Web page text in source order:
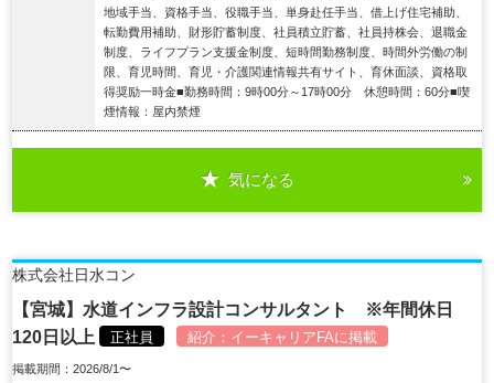
地域手当、資格手当、役職手当、単身赴任手当、借上げ住宅補助、
転勤費用補助、財形貯蓄制度、社員積立貯蓄、社員持株会、退職金
制度、ライフプラン支援金制度、短時間勤務制度、時間外労働の制
限、育児時間、育児・介護関連情報共有サイト、育休面談、資格取
得奨励一時金■勤務時間：9時00分～17時00分 休憩時間：60分■喫
煙情報：屋内禁煙
気になる
株式会社日水コン
【宮城】水道インフラ設計コンサルタント ※年間休日
120日以上
正社員 紹介： イーキャリアFAに掲載
掲載期間：2026/8/1〜